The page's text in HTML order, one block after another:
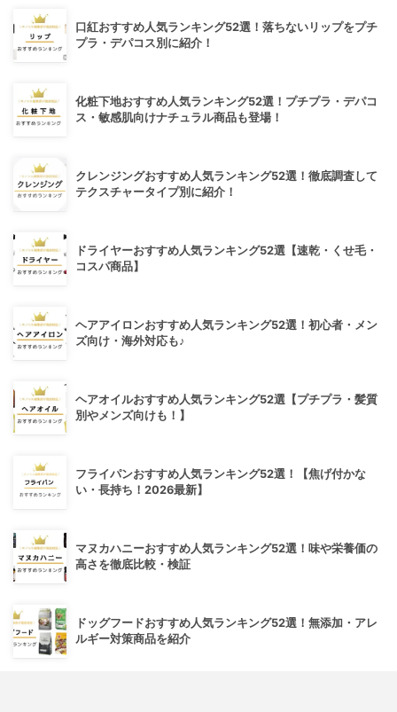
口紅おすすめ人気ランキング52選！落ちないリップをプチ
プラ・デパコス別に紹介！
化粧下地おすすめ人気ランキング52選！プチプラ・デパコ
ス・敏感肌向けナチュラル商品も登場！
クレンジングおすすめ人気ランキング52選！徹底調査して
テクスチャータイプ別に紹介！
ドライヤーおすすめ人気ランキング52選【速乾・くせ毛・
コスパ商品】
ヘアアイロンおすすめ人気ランキング52選！初心者・メン
ズ向け・海外対応も♪
ヘアオイルおすすめ人気ランキング52選【プチプラ・髪質
別やメンズ向けも！】
フライパンおすすめ人気ランキング52選！【焦げ付かな
い・長持ち！2026最新】
マヌカハニーおすすめ人気ランキング52選！味や栄養価の
高さを徹底比較・検証
ドッグフードおすすめ人気ランキング52選！無添加・アレ
ルギー対策商品を紹介